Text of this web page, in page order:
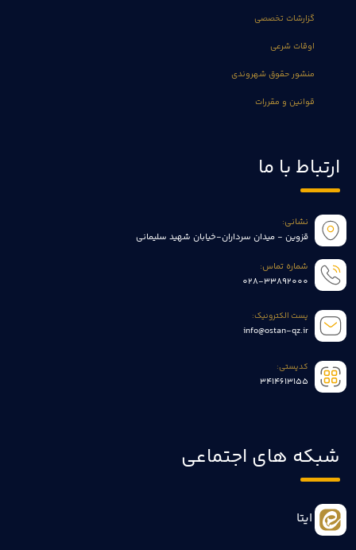
گزارشات تخصصی
اوقات شرعی
منشور حقوق شهروندی
قوانین و مقررات
ارتباط با ما
نشانی:
قزوین - میدان سرداران-خیابان شهید سلیمانی
شماره تماس:
028-33892000
پست الکترونیک:
info@ostan-qz.ir
کدپستی:
3414613155
شبکه های اجتماعی
ایتا